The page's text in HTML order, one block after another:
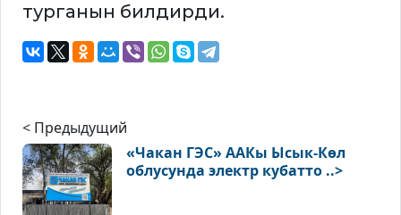
турганын билдирди.
< Предыдущий
«Чакан ГЭС» ААКы Ысык-Көл
облусунда электр кубатто ..>